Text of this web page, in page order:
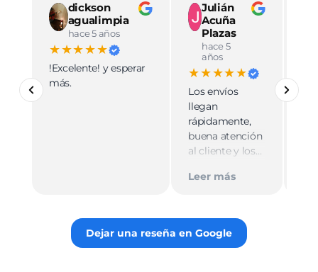
dickson
agualimpia
hace 5 años
★★★★★
!Excelente! y esperar
más.
Julián
Acuña
Plazas
hace 5
años
★★★★★
Los envíos
llegan
rápidamente,
buena atención
al cliente y los
discretos.
Leer más
Dejar una reseña en Google